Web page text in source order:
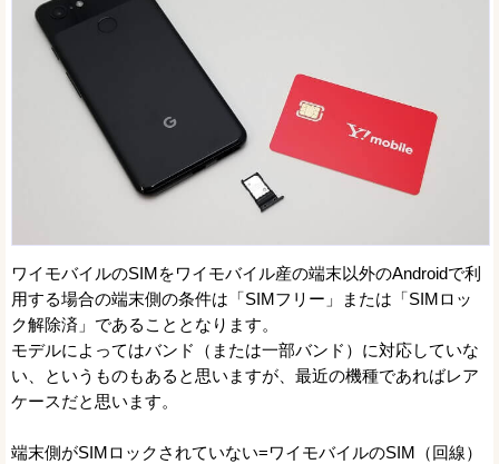
ワイモバイルのSIMをワイモバイル産の端末以外のAndroidで利
用する場合の端末側の条件は「SIMフリー」または「SIMロッ
ク解除済」であることとなります。
モデルによってはバンド（または一部バンド）に対応していな
い、というものもあると思いますが、最近の機種であればレア
ケースだと思います。
端末側がSIMロックされていない=ワイモバイルのSIM（回線）